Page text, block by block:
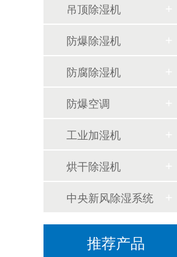
吊顶除湿机
防爆除湿机
防腐除湿机
防爆空调
工业加湿机
烘干除湿机
中央新风除湿系统
推荐产品
BZLMS-2400转轮除湿机